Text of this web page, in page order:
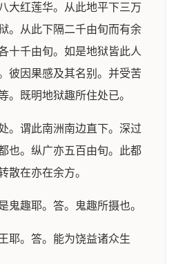
大红莲华。从此地平下三万
。从此下隔二千由旬而有余
十千由旬。如是地狱皆此人
彼因果感及其名别。并受苦
。既明地狱趣所住处已。
。谓此南洲南边直下。深过
也。纵广亦五百由旬。此都
散在亦在余方。
鬼趣耶。答。鬼趣所摄也。
耶。答。能为饶益诸众生